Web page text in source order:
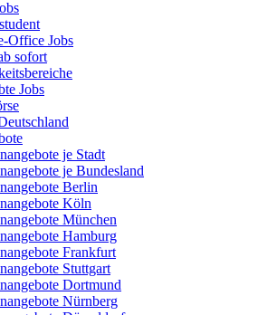
Office Jobs
sofort
Jobs
je Stadt
je Bundesland
Berlin
Köln
München
Hamburg
Frankfurt
Stuttgart
Dortmund
Nürnberg